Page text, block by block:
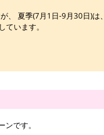
、 夏季(7月1日-9月30日)は、
います。
です。